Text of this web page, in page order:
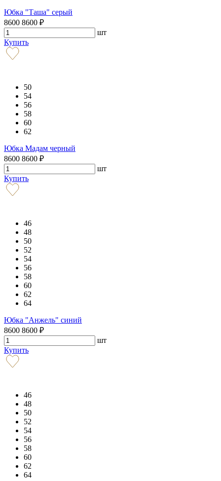
Юбка "Таша" серый
8600 8600 ₽
шт
Купить
50
54
56
58
60
62
Юбка Мадам черный
8600 8600 ₽
шт
Купить
46
48
50
52
54
56
58
60
62
64
Юбка "Анжель" синий
8600 8600 ₽
шт
Купить
46
48
50
52
54
56
58
60
62
64